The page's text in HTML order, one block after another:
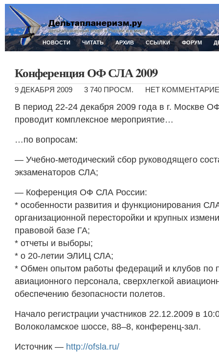
НОВОСТИ ЧИТАТЬ АРХИВ ССЫЛКИ ФОРУМ
Конференция ОФ СЛА 2009
9 ДЕКАБРЯ 2009 3 740 ПРОСМ. НЕТ
В период 22-24 декабря 2009 года в г. Москве
проводит комплексное мероприятие…
…по вопросам:
— Учебно-методический сбор руководящего
экзаменаторов СЛА;
— Коференция ОФ СЛА России:
* особенности развития и функционирования
организационной пересторойки и крупных
правовой базе ГА;
* отчеты и выборы;
* о 20-летии ЭЛИЦ СЛА;
* Обмен опытом работы федераций и клубов по
авиационного персонала, сверхлегкой
обеспечению безопасности полетов.
Начало регистрации участников 22.12.2009 в
Волоколамское шоссе, 88–8, конференц-зал.
Источник — http://ofsla.ru/